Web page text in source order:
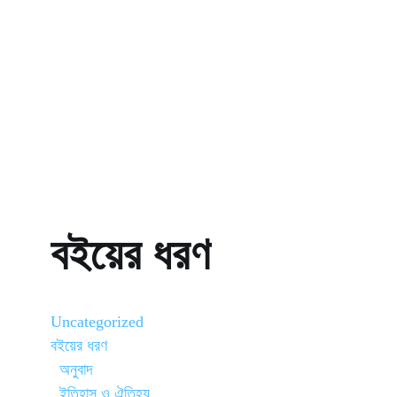
বইয়ের ধরণ
Uncategorized
বইয়ের ধরণ
অনুবাদ
ইতিহাস ও ঐতিহ্য